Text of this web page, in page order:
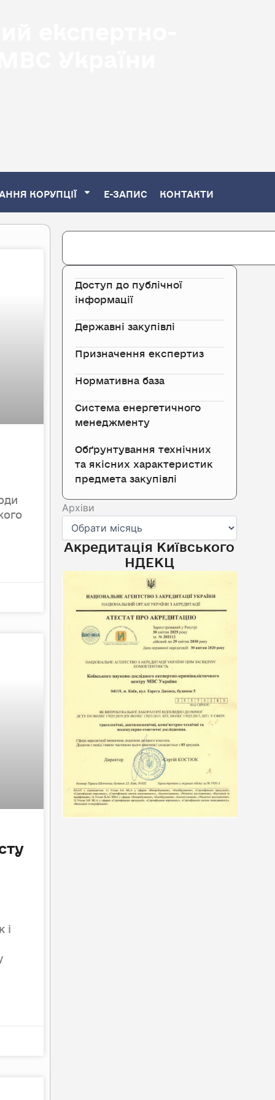
експертно-
КОРУПЦІЇ Е-ЗАПИС КОНТАКТИ
і
Search
Доступ до публічної
інформації
Державні закупівлі
Призначення експертиз
Нормативна база
Система енергетичного
менеджменту
Обґрунтування технічних
та якісних характеристик
предмета закупівлі
Архіви
Архіви
Акредитація Київського
НДЕКЦ